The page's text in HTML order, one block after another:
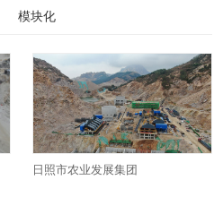
模块化
日照市农业发展集团